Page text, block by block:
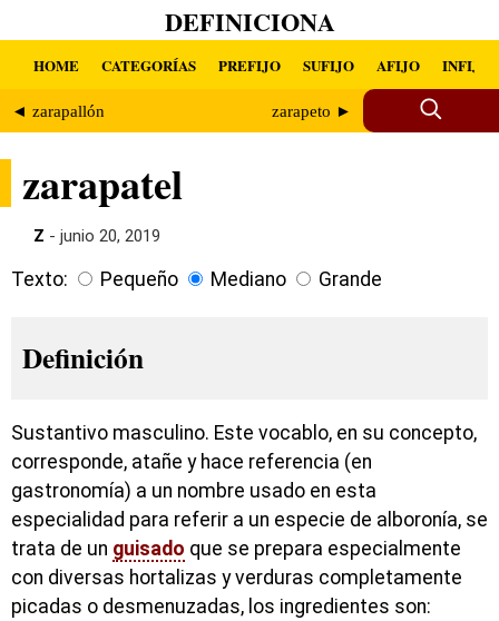
DEFINICIONA
HOME CATEGORÍAS PREFIJO SUFIJO AFIJO INFIJO
◄ zarapallón zarapeto ►
zarapatel
Z - junio 20, 2019
Texto: Pequeño Mediano Grande
Definición
Sustantivo masculino. Este vocablo, en su concepto,
corresponde, atañe y hace referencia (en
gastronomía) a un nombre usado en esta
especialidad para referir a un especie de alboronía, se
trata de un guisado que se prepara especialmente
con diversas hortalizas y verduras completamente
picadas o desmenuzadas, los ingredientes son: